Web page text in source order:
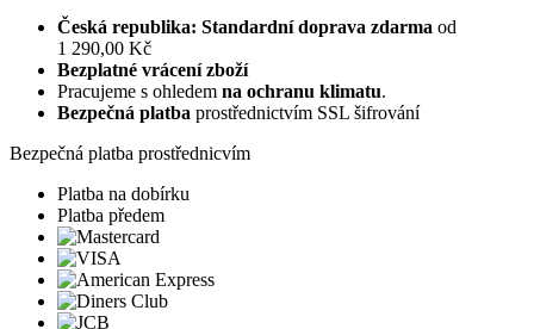
Česká republika: Standardní doprava zdarma od
1 290,00 Kč
Bezplatné vrácení zboží
Pracujeme s ohledem na ochranu klimatu.
Bezpečná platba prostřednictvím SSL šifrování
Bezpečná platba prostřednicvím
Platba na dobírku
Platba předem